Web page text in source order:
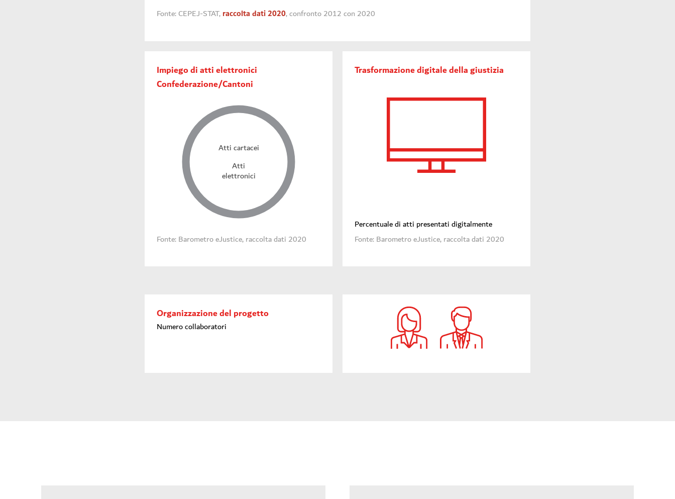
Fonte: CEPEJ-STAT,raccolta dati 2020, confronto 2012 con 2020
Impiego di atti elettronici
Confederazione/Cantoni
Atti cartacei
Atti
elettronici
Fonte: Barometro eJustice, raccolta dati 2020
Trasformazione digitale della giustizia
Percentuale di atti presentati digitalmente
Fonte: Barometro eJustice, raccolta dati 2020
Organizzazione del progetto
Numero collaboratori